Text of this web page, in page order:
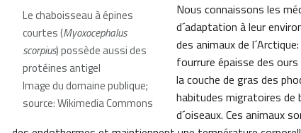
Le chaboisseau à épines
courtes (Myoxocephalus
scorpius) possède aussi des
protéines antigel
Image du domaine publique;
source: Wikimedia Commons
Nous connaissons les
d´adaptation à leur
des animaux de
fourrure épaisse des ours
la couche de gras des
habitudes migratoires de
d´oiseaux. Ces animaux